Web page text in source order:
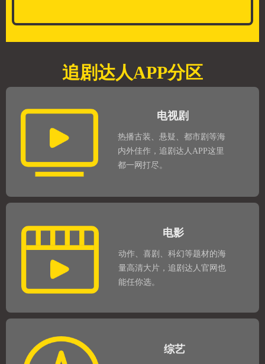
电视剧
热播古装、悬疑、都市剧等海
内外佳作，追剧达人APP这里
都一网打尽。
动作、喜剧、科幻等题材的海
量高清大片，追剧达人官网也
能任你选。
电影
综艺
追剧达人APP分区